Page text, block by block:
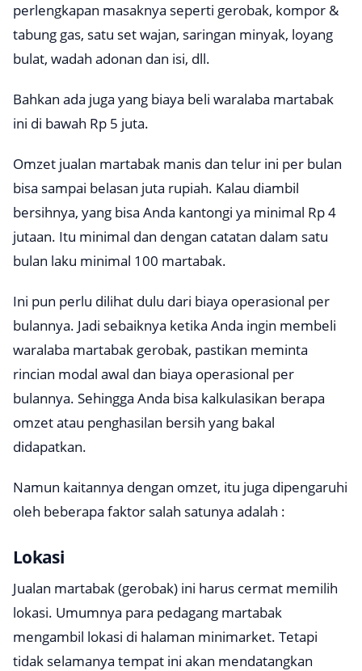
perlengkapan masaknya seperti gerobak, kompor &
tabung gas, satu set wajan, saringan minyak, loyang
bulat, wadah adonan dan isi, dll.
Bahkan ada juga yang biaya beli waralaba martabak
ini di bawah Rp 5 juta.
Omzet jualan martabak manis dan telur ini per bulan
bisa sampai belasan juta rupiah. Kalau diambil
bersihnya, yang bisa Anda kantongi ya minimal Rp 4
jutaan. Itu minimal dan dengan catatan dalam satu
bulan laku minimal 100 martabak.
Ini pun perlu dilihat dulu dari biaya operasional per
bulannya. Jadi sebaiknya ketika Anda ingin membeli
waralaba martabak gerobak, pastikan meminta
rincian modal awal dan biaya operasional per
bulannya. Sehingga Anda bisa kalkulasikan berapa
omzet atau penghasilan bersih yang bakal
didapatkan.
Namun kaitannya dengan omzet, itu juga dipengaruhi
oleh beberapa faktor salah satunya adalah :
Lokasi
Jualan martabak (gerobak) ini harus cermat memilih
lokasi. Umumnya para pedagang martabak
mengambil lokasi di halaman minimarket. Tetapi
tidak selamanya tempat ini akan mendatangkan